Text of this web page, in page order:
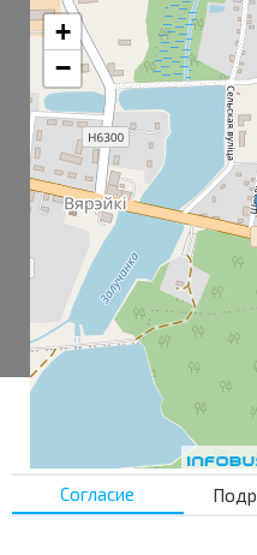
+
−
Согласие